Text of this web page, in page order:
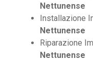
Nettunense
Installazione
Nettunense
Riparazione
Nettunense